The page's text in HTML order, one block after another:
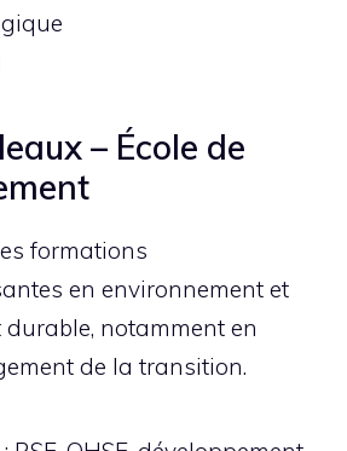
– École de
formations
en environnement et
notamment en
de la transition.